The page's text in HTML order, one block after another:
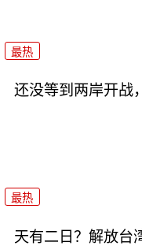
最热
还没等到两岸开战
最热
天有二日？解放台